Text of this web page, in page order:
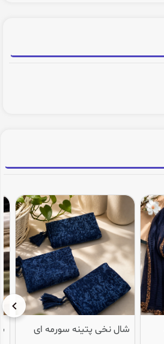
شال نخی پتینه سورمه ای